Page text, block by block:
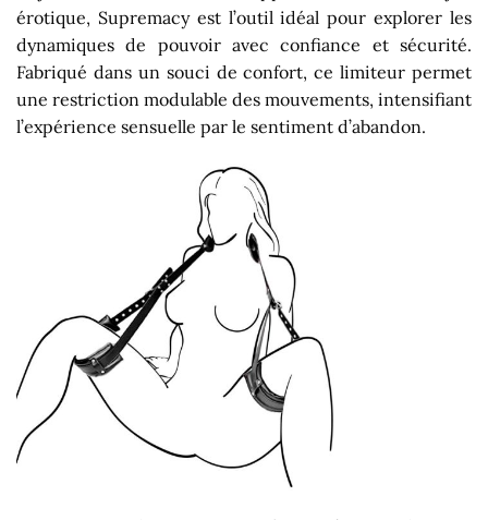
érotique, Supremacy est l’outil idéal pour explorer les
dynamiques de pouvoir avec confiance et sécurité.
Fabriqué dans un souci de confort, ce limiteur permet
une restriction modulable des mouvements, intensifiant
l’expérience sensuelle par le sentiment d’abandon.